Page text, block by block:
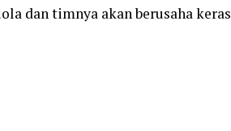
dan timnya akan berusaha keras